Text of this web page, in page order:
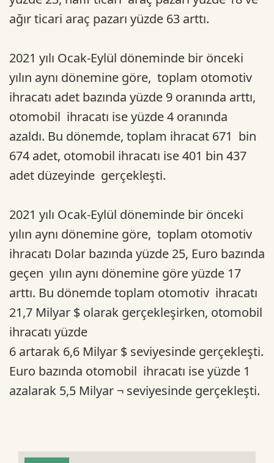
ağır ticari araç pazarı yüzde 63 arttı.
2021 yılı Ocak-Eylül döneminde bir önceki
yılın aynı dönemine göre, toplam otomotiv
ihracatı adet bazında yüzde 9 oranında arttı,
otomobil ihracatı ise yüzde 4 oranında
azaldı. Bu dönemde, toplam ihracat 671 bin
674 adet, otomobil ihracatı ise 401 bin 437
adet düzeyinde gerçekleşti.
2021 yılı Ocak-Eylül döneminde bir önceki
yılın aynı dönemine göre, toplam otomotiv
ihracatı Dolar bazında yüzde 25, Euro bazında
geçen yılın aynı dönemine göre yüzde 17
arttı. Bu dönemde toplam otomotiv ihracatı
21,7 Milyar $ olarak gerçekleşirken, otomobil
ihracatı yüzde
6 artarak 6,6 Milyar $ seviyesinde gerçekleşti.
Euro bazında otomobil ihracatı ise yüzde 1
azalarak 5,5 Milyar ¬ seviyesinde gerçekleşti.